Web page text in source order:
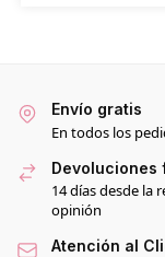
Envío gratis
En todos los
Devoluciones
14 días desde la
opinión
Atención al